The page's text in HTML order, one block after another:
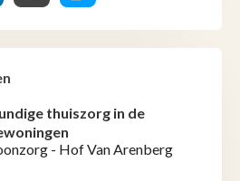
thuiszorg in de
- Hof Van Arenberg